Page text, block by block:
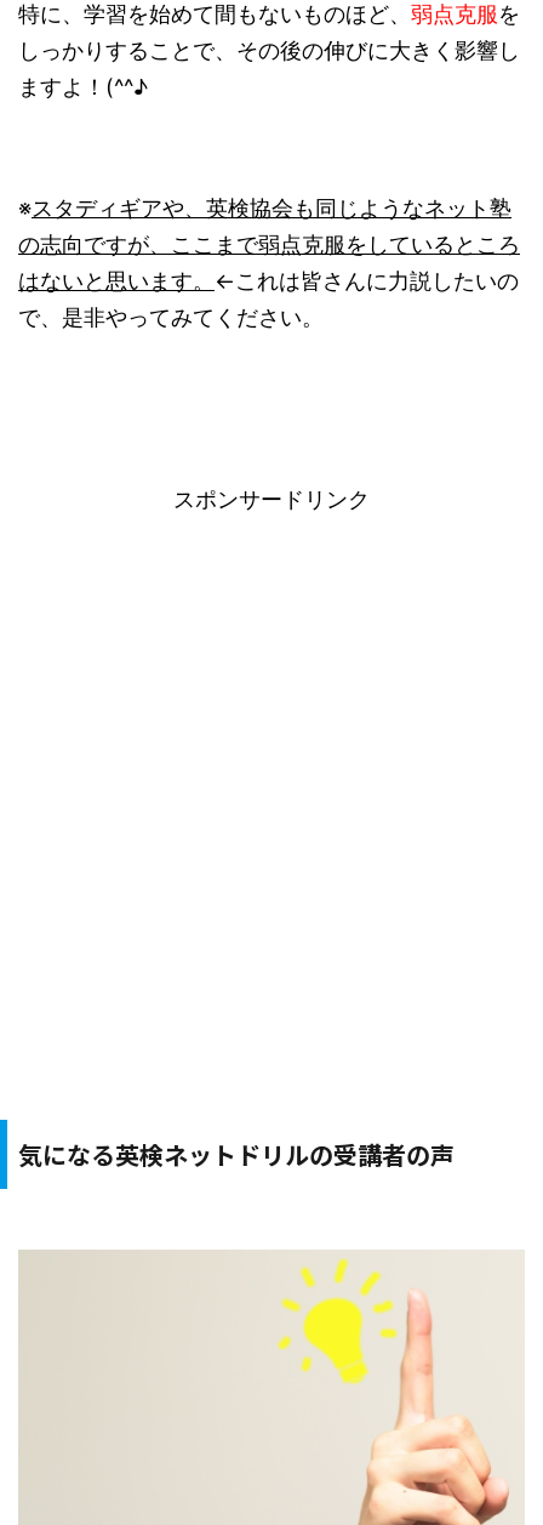
特に、学習を始めて間もないものほど、 弱点克服を
しっかりすることで、その後の伸びに大きく影響し
ますよ！(^^♪
※スタディギアや、英検協会も同じようなネット塾
の志向ですが、ここまで弱点克服をしているところ
はないと思います。 ←これは皆さんに力説したいの
で、是非やってみてください。
スポンサードリンク
気になる英検ネットドリルの受講者の声